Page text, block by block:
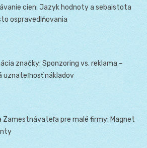
cien: Jazyk hodnoty a sebaistota
ospravedlňovania
značky: Sponzoring vs. reklama –
uznateľnosť nákladov
Zamestnávateľa pre malé firmy: Magnet